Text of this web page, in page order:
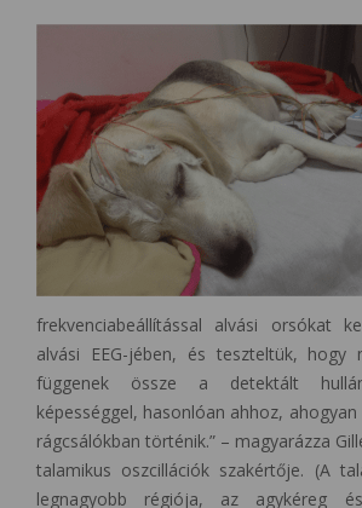
frekvenciabeállítással alvási orsókat
alvási EEG-jében, és teszteltük, hogy
függenek össze a detektált
képességgel, hasonlóan ahhoz,
rágcsálókban történik.” – magyarázza
talamikus oszcillációk szakértője. (A
legnagyobb régiója, az agykéreg